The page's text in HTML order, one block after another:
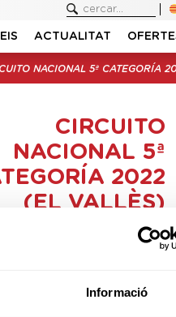
Informació
ACTUALITAT
NACIONAL 5ª CATEGORÍA
CIRCUITO
NACIONAL 5ª
2022
(EL VALLÈS)
Federació
Catalana de Golf
07-08-2022